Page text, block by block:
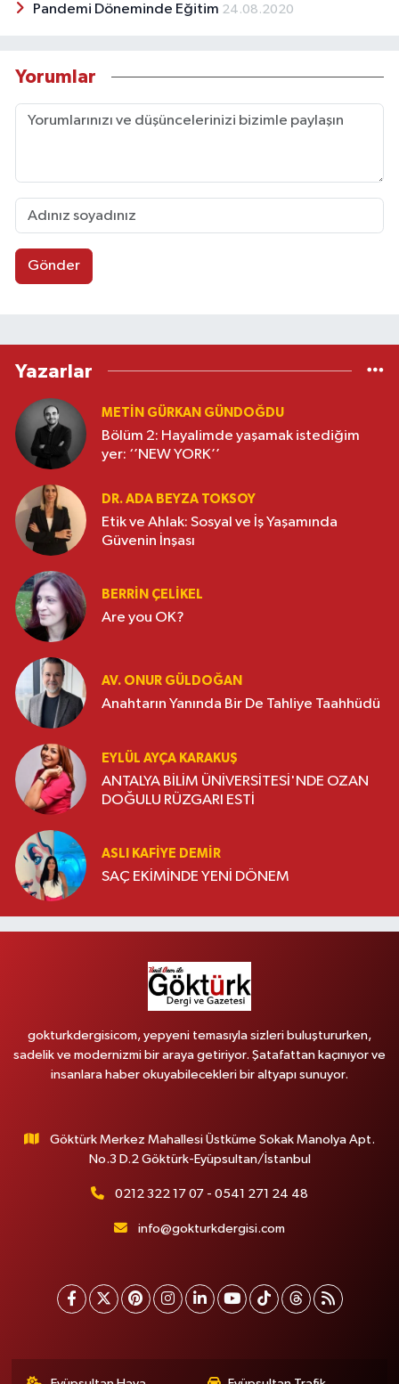
Pandemi Döneminde Eğitim 24.08.2020
Yorumlar
Gönder
Yazarlar
METIN GÜRKAN GÜNDOĞDU
Bölüm 2: Hayalimde yaşamak istediğim
yer: ‘’NEW YORK’’
DR. ADA BEYZA TOKSOY
Etik ve Ahlak: Sosyal ve İş Yaşamında
Güvenin İnşası
BERRIN ÇELIKEL
Are you OK?
AV. ONUR GÜLDOĞAN
Anahtarın Yanında Bir De Tahliye Taahhüdü
EYLÜL AYÇA KARAKUŞ
ANTALYA BİLİM ÜNİVERSİTESİ'NDE OZAN
DOĞULU RÜZGARI ESTİ
ASLI KAFIYE DEMIR
SAÇ EKİMİNDE YENİ DÖNEM
gokturkdergisicom, yepyeni temasıyla sizleri buluştururken,
sadelik ve modernizmi bir araya getiriyor. Şatafattan kaçınıyor ve
insanlara haber okuyabilecekleri bir altyapı sunuyor.
Göktürk Merkez Mahallesi Üstküme Sokak Manolya Apt.
No.3 D.2 Göktürk-Eyüpsultan/İstanbul
0212 322 17 07 - 0541 271 24 48
info@gokturkdergisi.com